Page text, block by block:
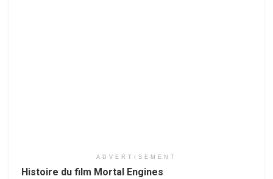
ADVERTISEMENT
Histoire du film Mortal Engines